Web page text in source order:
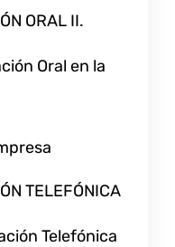
ORAL II.
Oral en la
TELEFÓNICA
Telefónica